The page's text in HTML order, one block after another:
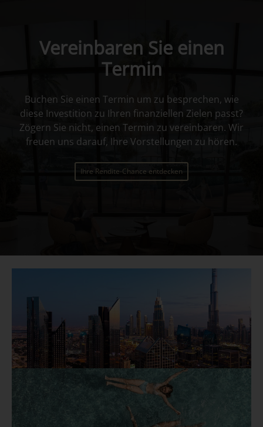
Vereinbaren Sie einen
Termin
Buchen Sie einen Termin um zu besprechen, wie
diese Investition zu Ihren finanziellen Zielen passt?
Zögern Sie nicht, einen Termin zu vereinbaren. Wir
freuen uns darauf, Ihre Vorstellungen zu hören.
Ihre Rendite-Chance entdecken